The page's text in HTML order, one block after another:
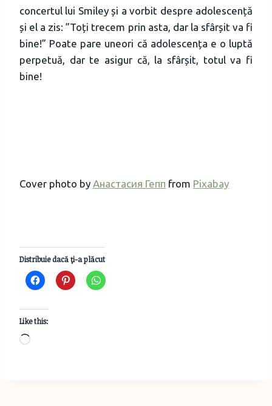
concertul lui Smiley și a vorbit despre adolescență
și el a zis: ”Toți trecem prin asta, dar la sfârșit va fi
bine!” Poate pare uneori că adolescența e o luptă
perpetuă, dar te asigur că, la sfârșit, totul va fi
bine!
Cover photo by Анастасия Гепп from Pixabay
Distribuie dacă ţi-a plăcut
Like this:
L